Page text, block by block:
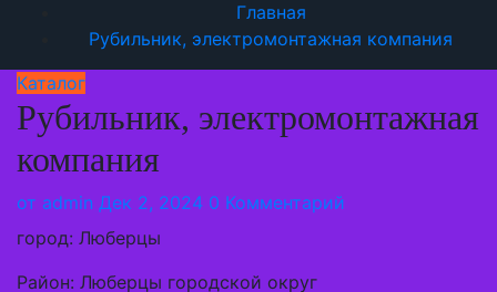
Главная
Рубильник, электромонтажная компания
Каталог
Рубильник, электромонтажная
компания
от admin Дек 2, 2024 0 Комментарий
город: Люберцы
Район: Люберцы городской округ